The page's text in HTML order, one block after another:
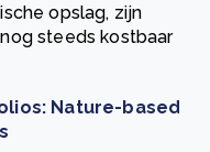
opslag, zijn
steeds kostbaar
Nature-based